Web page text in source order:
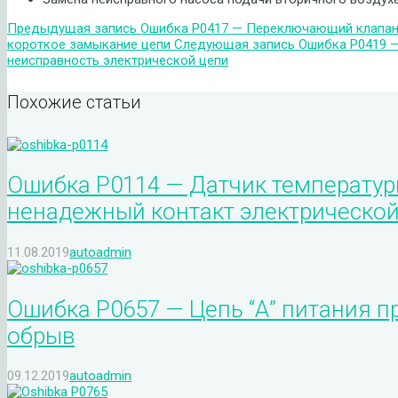
Предыдущая запись Ошибка P0417 — Переключающий клапан
короткое замыкание цепи Следующая запись Ошибка P0419
неисправность электрической цепи
Похожие статьи
Ошибка P0114 — Датчик
ненадежный контакт
11.08.2019autoadmin
Ошибка P0657 — Цепь “А” питания
обрыв
09.12.2019autoadmin